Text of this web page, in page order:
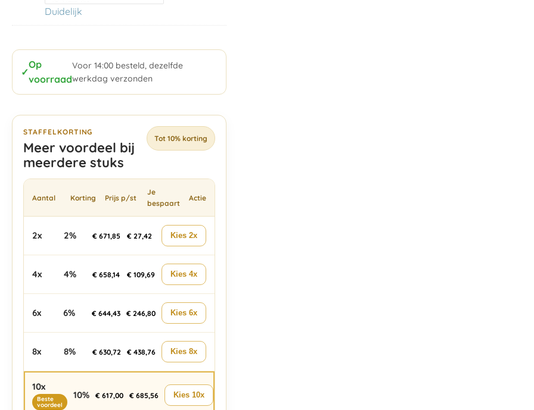
Duidelijk
✓
Op
voorraad
Voor 14:00 besteld, dezelfde
werkdag verzonden
STAFFELKORTING
Meer voordeel bij
meerdere stuks
Tot 10% korting
Aantal Korting Prijs p/st
Je
bespaart
Actie
2x 2% € 671,85 € 27,42 Kies 2x
4x 4% € 658,14 € 109,69 Kies 4x
6x 6% € 644,43 € 246,80 Kies 6x
8x 8% € 630,72 € 438,76 Kies 8x
10x
Beste
voordeel
10% € 617,00 € 685,56 Kies 10x